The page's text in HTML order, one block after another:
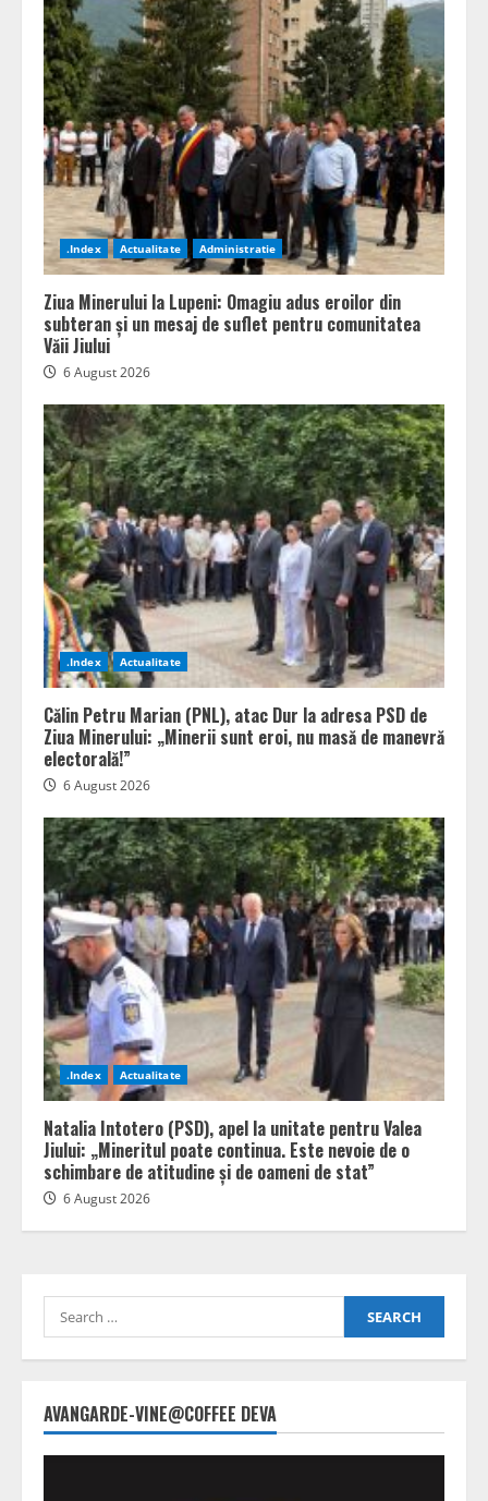
.Index Actualitate Administratie
Ziua Minerului la Lupeni: Omagiu adus eroilor din
subteran și un mesaj de suflet pentru comunitatea
Văii Jiului
6 August 2026
.Index Actualitate
Călin Petru Marian (PNL), atac Dur la adresa PSD de
Ziua Minerului: „Minerii sunt eroi, nu masă de manevră
electorală!”
6 August 2026
.Index Actualitate
Natalia Intotero (PSD), apel la unitate pentru Valea
Jiului: „Mineritul poate continua. Este nevoie de o
schimbare de atitudine și de oameni de stat”
6 August 2026
Search
for:
AVANGARDE-VINE@COFFEE DEVA